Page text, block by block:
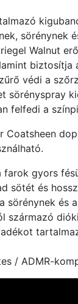
sörénynek
Walnut
biztosítja
védi a
sörényspray
felfedi a
Coatsheen
farok gyors
sötét és
sörénynek és
származó
/ ADMR-